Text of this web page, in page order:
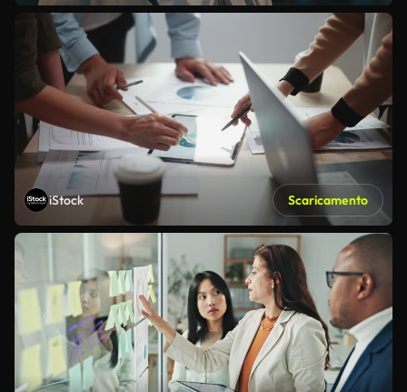
iStock Scaricamento